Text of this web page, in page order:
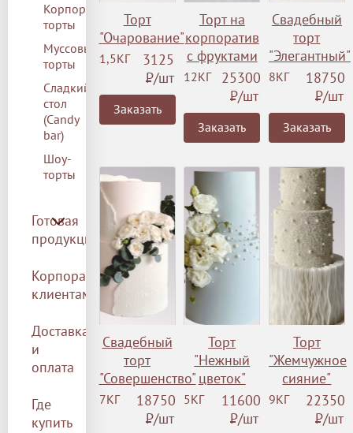
Корпоративные
торты
Муссовые
торты
Сладкий
стол
(Сandy
bar)
Шоу-
торты
Готовая
продукция
Корпоративным
клиентам
Доставка
и
оплата
Где
купить
Торт
"Очарование"
1,5КГ
3125
Р/шт
Заказать
Торт на
корпоратив
с фруктами
12КГ
25300
Р/шт
Заказать
Свадебный
торт
"Элегантный"
8КГ
18750
Р/шт
Заказать
Свадебный
торт
"Совершенство"
7КГ
18750
Р/шт
Торт
"Нежный
цветок"
5КГ
11600
Р/шт
Торт
"Жемчужное
сияние"
9КГ
22350
Р/шт